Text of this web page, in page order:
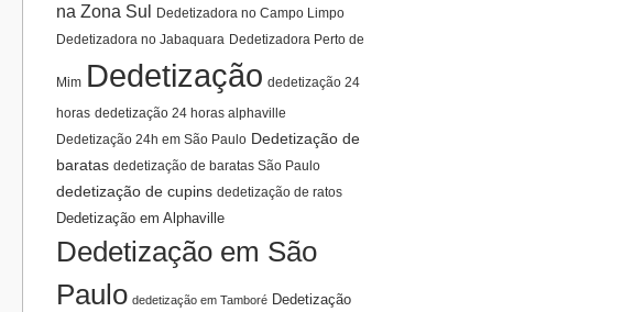
na Zona Sul
Dedetizadora no Campo Limpo
Dedetizadora no Jabaquara Dedetizadora Perto de
Mim Dedetização dedetização 24
horas dedetização 24 horas alphaville
Dedetização 24h em São Paulo Dedetização de
baratas dedetização de baratas São Paulo
dedetização de cupins dedetização de ratos
Dedetização em Alphaville
Dedetização em São
Paulo dedetização em Tamboré Dedetização